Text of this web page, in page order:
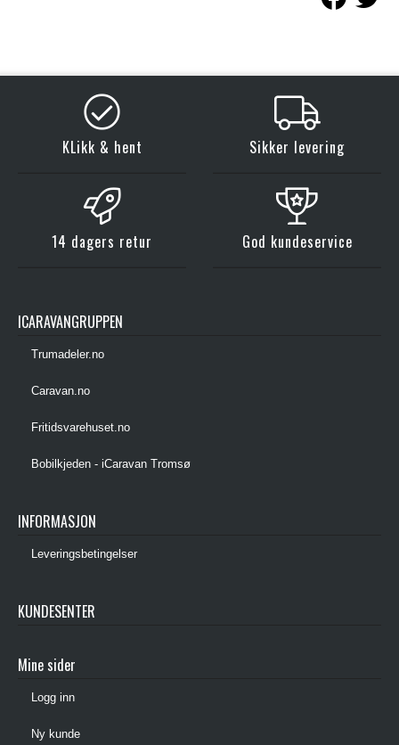
KLikk & hent Sikker levering
14 dagers retur God kundeservice
ICARAVANGRUPPEN
Trumadeler.no
Caravan.no
Fritidsvarehuset.no
Bobilkjeden - iCaravan Tromsø
INFORMASJON
Leveringsbetingelser
KUNDESENTER
Mine sider
Logg inn
Ny kunde